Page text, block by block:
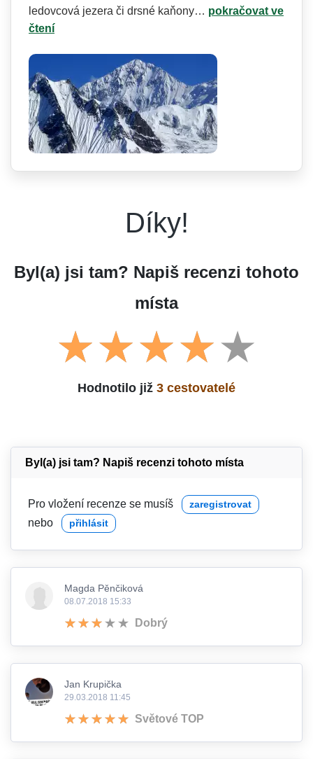
ledovcová jezera či drsné kaňony… pokračovat ve
čtení
Díky!
Byl(a) jsi tam? Napiš recenzi tohoto
místa
Hodnotilo již 3 cestovatelé
Byl(a) jsi tam? Napiš recenzi tohoto místa
Pro vložení recenze se musíš zaregistrovat
nebo přihlásit
Magda Pěnčiková
08.07.2018 15:33
Dobrý
Jan Krupička
29.03.2018 11:45
Světové TOP